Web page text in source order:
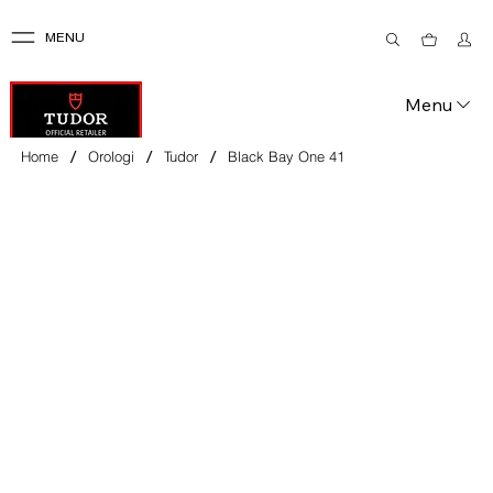
MENU
Menu
Home / Orologi / Tudor / Black Bay One 41